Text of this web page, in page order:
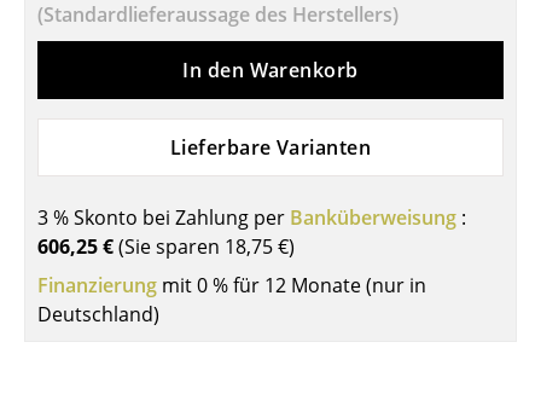
Kindertische
Servierwagen
... alle Tische
Aufbewahren
Regale & Schränke
(Standardlieferaussage des Herstellers)
In den Warenkorb
Lieferbare Varianten
3 % Skonto bei Zahlung per Banküberweisung :
606,25 €(Sie sparen 18,75 €)
Finanzierung mit 0 % für 12 Monate (nur in
Deutschland)